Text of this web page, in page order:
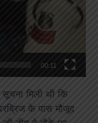
00:11
मिली थी कि
के पास मौजूद